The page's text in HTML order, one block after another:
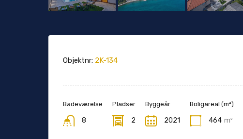
Objektnr: 2K-134
Badeværelse
8
Pladser
2
Byggeår
2021
Boligareal (m²)
464 m²